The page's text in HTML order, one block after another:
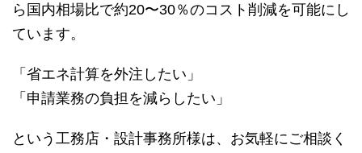
ら国内相場比で約20〜30％のコスト削減を可能にし
ています。
「省エネ計算を外注したい」
「申請業務の負担を減らしたい」
という工務店・設計事務所様は、お気軽にご相談く